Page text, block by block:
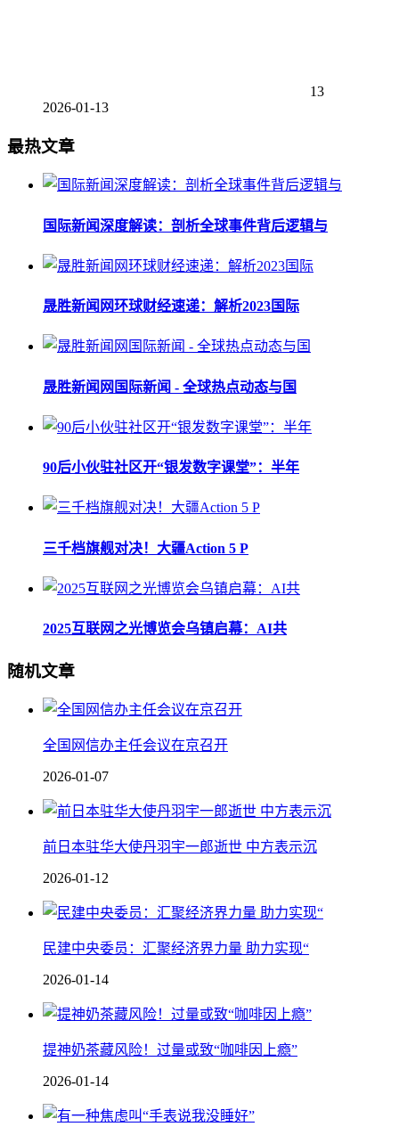
13
2026-01-13
最热文章
国际新闻深度解读：剖析全球事件背后逻辑与
晟胜新闻网环球财经速递：解析2023国际
晟胜新闻网国际新闻 - 全球热点动态与国
90后小伙驻社区开“银发数字课堂”：半年
三千档旗舰对决！大疆Action 5 P
2025互联网之光博览会乌镇启幕：AI共
随机文章
全国网信办主任会议在京召开
2026-01-07
前日本驻华大使丹羽宇一郎逝世 中方表示沉
2026-01-12
民建中央委员：汇聚经济界力量 助力实现“
2026-01-14
提神奶茶藏风险！过量或致“咖啡因上瘾”
2026-01-14